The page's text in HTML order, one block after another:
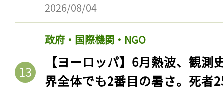
2026/08/04
政府・国際機関・NGO
【ヨーロッパ】6月熱波、観
界全体でも2番目の暑さ。死者
記事をお気に入りに
ログインが必